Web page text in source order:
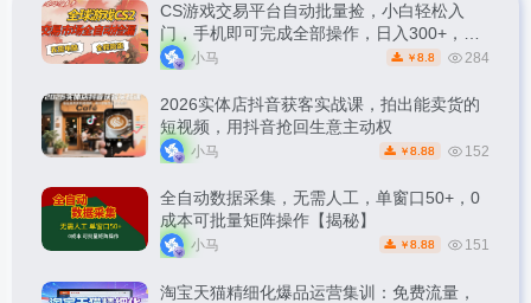
CS游戏交易平台自动批量捡，小白轻松入
门，手机即可完成全部操作，日入300+，轻
松副业【揭秘】
小马 ￥ 8.8 284
2026实体店抖音获客实战课，拍出能卖货的
短视频，用抖音抢回生意主动权
小马 ￥ 8.88 152
全自动数据采集，无需人工，单窗口50+，0
成本可批量矩阵操作【揭秘】
小马 ￥ 8.88 151
淘宝天猫精细化爆品运营集训：免费流量，